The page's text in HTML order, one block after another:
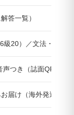
答一覧）
級20）／文法・声調
声つき（誌面QR→専
届け（海外発送不可